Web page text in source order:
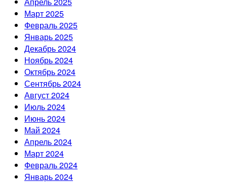
Март 2025
Февраль 2025
Январь 2025
Декабрь 2024
Ноябрь 2024
Октябрь 2024
Сентябрь 2024
Август 2024
Июль 2024
Июнь 2024
Май 2024
Апрель 2024
Март 2024
Февраль 2024
Январь 2024